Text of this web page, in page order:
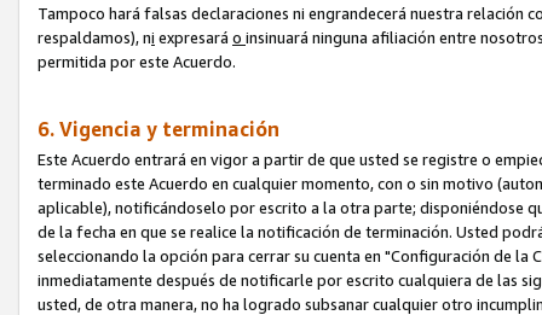
Tampoco hará falsas declaraciones ni engrandecerá nuestra relación
respaldamos), ni expresará o insinuará ninguna afiliación entre
permitida por este Acuerdo.
6. Vigencia y terminación
Este Acuerdo entrará en vigor a partir de que usted se registre o
terminado este Acuerdo en cualquier momento, con o sin motivo
aplicable), notificándoselo por escrito a la otra parte; disponiéndose
de la fecha en que se realice la notificación de terminación. Usted
seleccionando la opción para cerrar su cuenta en "Configuración de
inmediatamente después de notificarle por escrito cualquiera de las
usted, de otra manera, no ha logrado subsanar cualquier otro